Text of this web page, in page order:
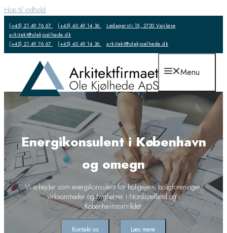
Hop til indhold
(+45) 21 49 76 67 (+45) 40 49 14 36
Ledagersti 15, 2720 Vanløse
arkitekt@olekjoelhede.dk
(+45) 21 49 76 67
(+45) 40 49 14 36 arkitekt@olekjoelhede.dk
Menu
Energikonsulent i København
og omegn
Vi arbejder som energikonsulent for boligejere, boligforeninger,
virksomheder og bygherrer i Nordsjælland og i
Københavnsområdet.
Kontakt os Læs mere